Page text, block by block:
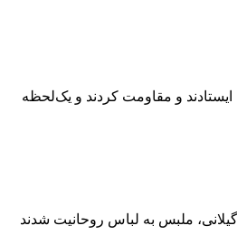
و مقاومت کردند و یک‌لحظه